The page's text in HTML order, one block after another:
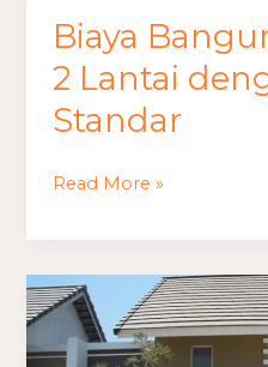
Biaya
2 Lantai
Standar
Read More »
Biaya
Bangun
Rumah